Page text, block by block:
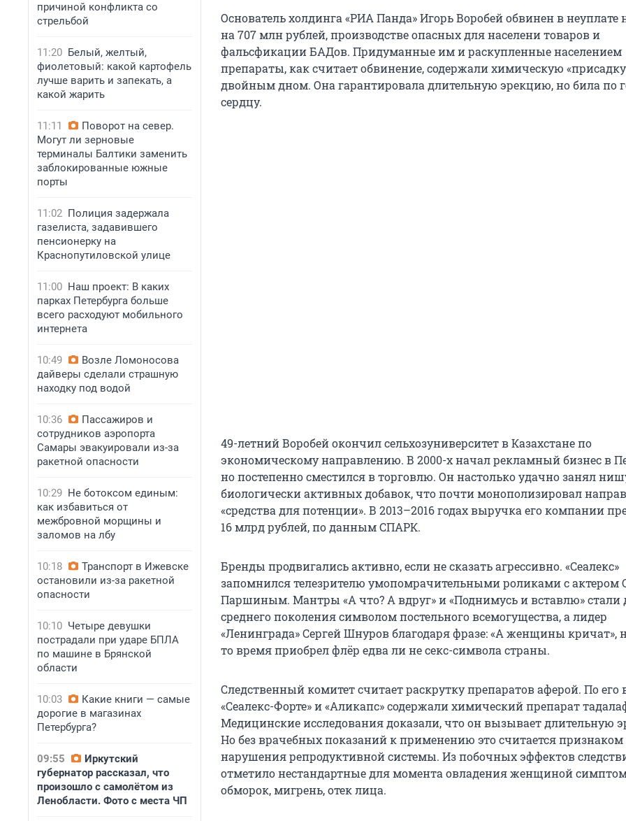
причиной конфликта со
стрельбой
11:20 Белый, желтый,
фиолетовый: какой картофель
лучше варить и запекать, а
какой жарить
11:11
Поворот на север.
Могут ли зерновые
терминалы Балтики заменить
заблокированные южные
порты
11:02 Полиция задержала
газелиста, задавившего
пенсионерку на
Краснопутиловской улице
11:00 Наш проект: В каких
парках Петербурга больше
всего расходуют мобильного
интернета
10:49
Возле Ломоносова
дайверы сделали страшную
находку под водой
10:36
Пассажиров и
сотрудников аэропорта
Самары эвакуировали из-за
ракетной опасности
10:29 Не ботоксом единым:
как избавиться от
межбровной морщины и
заломов на лбу
10:18
Транспорт в Ижевске
остановили из-за ракетной
опасности
10:10 Четыре девушки
пострадали при ударе БПЛА
по машине в Брянской
области
10:03
Какие книги — самые
дорогие в магазинах
Петербурга?
09:55
Иркутский
губернатор рассказал, что
произошло с самолётом из
Ленобласти. Фото с места ЧП
Основатель холдинга «РИА Панда» Игорь Воробей обвинен в неуплате
на 707 млн рублей, производстве опасных для населени товаров и
фальсфикации БАДов. Придуманные им и раскупленные населением
препараты, как считает обвинение, содержали химическую
двойным дном. Она гарантировала длительную эрекцию, но била по
сердцу.
49-летний Воробей окончил сельхозуниверситет в Казахстане по
экономическому направлению. В 2000-х начал рекламный бизнес в
но постепенно сместился в торговлю. Он настолько удачно занял
биологически активных добавок, что почти монополизировал
«средства для потенции». В 2013–2016 годах выручка его компании
16 млрд рублей, по данным СПАРК.
Бренды продвигались активно, если не сказать агрессивно. «Сеалекс»
запомнился телезрителю умопомрачительными роликами с актером
Паршиным. Мантры «А что? А вдруг» и «Поднимусь и вставлю» стали
среднего поколения символом постельного всемогущества, а лидер
«Ленинграда» Сергей Шнуров благодаря фразе: «А женщины кричат»,
то время приобрел флёр едва ли не секс-символа страны.
Следственный комитет считает раскрутку препаратов аферой. По его
«Сеалекс-Форте» и «Аликапс» содержали химический препарат
Медицинские исследования доказали, что он вызывает длительную
Но без врачебных показаний к применению это считается признаком
нарушения репродуктивной системы. Из побочных эффектов
отметило нестандартные для момента овладения женщиной
обморок, мигрень, отек лица.